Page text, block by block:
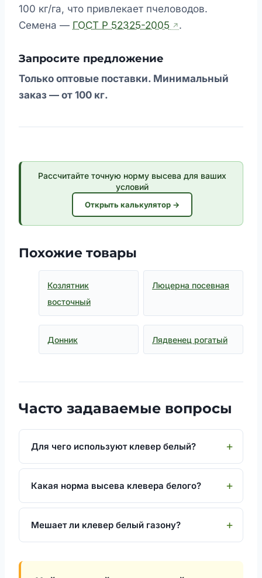
100 кг/га, что привлекает пчеловодов.
Семена — ГОСТ Р 52325-2005 .
Запросите предложение
Только оптовые поставки. Минимальный
заказ — от 100 кг.
Рассчитайте точную норму высева для ваших
условий
Открыть калькулятор →
Похожие товары
Козлятник
восточный
Люцерна посевная
Донник Лядвенец рогатый
Часто задаваемые вопросы
Для чего используют клевер белый?
Какая норма высева клевера белого?
Мешает ли клевер белый газону?